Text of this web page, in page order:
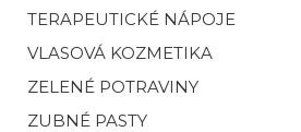
TERAPEUTICKÉ NÁPOJE
VLASOVÁ KOZMETIKA
ZELENÉ POTRAVINY
ZUBNÉ PASTY